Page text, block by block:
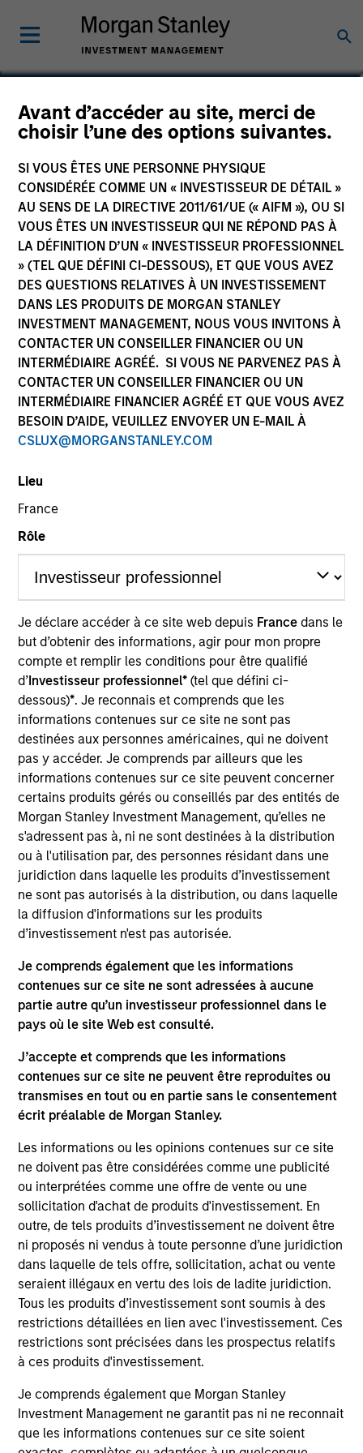
Avant d’accéder au site, merci de
choisir l’une des options suivantes.
SI VOUS ÊTES UNE PERSONNE PHYSIQUE
CONSIDÉRÉE COMME UN « INVESTISSEUR DE DÉTAIL »
AU SENS DE LA DIRECTIVE 2011/61/UE (« AIFM »), OU SI
VOUS ÊTES UN INVESTISSEUR QUI NE RÉPOND PAS À
LA DÉFINITION D’UN « INVESTISSEUR PROFESSIONNEL
» (TEL QUE DÉFINI CI-DESSOUS), ET QUE VOUS AVEZ
DES QUESTIONS RELATIVES À UN INVESTISSEMENT
DANS LES PRODUITS DE MORGAN STANLEY
INVESTMENT MANAGEMENT, NOUS VOUS INVITONS À
CONTACTER UN CONSEILLER FINANCIER OU UN
INTERMÉDIAIRE AGRÉÉ. SI VOUS NE PARVENEZ PAS À
CONTACTER UN CONSEILLER FINANCIER OU UN
INTERMÉDIAIRE FINANCIER AGRÉÉ ET QUE VOUS AVEZ
BESOIN D’AIDE, VEUILLEZ ENVOYER UN E-MAIL À
CSLUX@MORGANSTANLEY.COM
Lieu
France
Rôle
Je déclare accéder à ce site web depuis France dans le
but d’obtenir des informations, agir pour mon propre
compte et remplir les conditions pour être qualifié
d’Investisseur professionnel*(tel que défini ci-
dessous)*. Je reconnais et comprends que les
informations contenues sur ce site ne sont pas
destinées aux personnes américaines, qui ne doivent
pas y accéder. Je comprends par ailleurs que les
informations contenues sur ce site peuvent concerner
certains produits gérés ou conseillés par des entités de
Morgan Stanley Investment Management, qu’elles ne
s'adressent pas à, ni ne sont destinées à la distribution
ou à l'utilisation par, des personnes résidant dans une
juridiction dans laquelle les produits d’investissement
ne sont pas autorisés à la distribution, ou dans laquelle
la diffusion d'informations sur les produits
d’investissement n'est pas autorisée.
Je comprends également que les informations
contenues sur ce site ne sont adressées à aucune
partie autre qu’un investisseur professionnel dans le
pays où le site Web est consulté.
J’accepte et comprends que les informations
contenues sur ce site ne peuvent être reproduites ou
transmises en tout ou en partie sans le consentement
écrit préalable de Morgan Stanley.
Les informations ou les opinions contenues sur ce site
ne doivent pas être considérées comme une publicité
ou interprétées comme une offre de vente ou une
sollicitation d'achat de produits d'investissement. En
outre, de tels produits d’investissement ne doivent être
ni proposés ni vendus à toute personne d’une juridiction
dans laquelle de tels offre, sollicitation, achat ou vente
seraient illégaux en vertu des lois de ladite juridiction.
Tous les produits d’investissement sont soumis à des
restrictions détaillées en lien avec l'investissement. Ces
restrictions sont précisées dans les prospectus relatifs
à ces produits d'investissement.
Je comprends également que Morgan Stanley
Investment Management ne garantit pas ni ne reconnait
que les informations contenues sur ce site soient
David Schoenfeld
Managing Director
Years
Global Liquidity Solutions
David is a Portfolio Manager on the Global Liquidity
team. He joined Morgan Stanley in 2012 and has 18
years of investment experience. Prior to joining the
firm, David worked for Blackrock in Relationship
Management-Analytics. Prior to that role, he worked
for JP Morgan Chase, Drake Management LLC, and
Nomura Securities International. David received a
B.A. in political science from the University of
Maryland, and an M.B.A. in finance from Baruch
College. He passed his Series 7, 63, 4, and 24
registrations as well as the Chartered Alternative
Investment Analyst (CAIA) designation.
May not represent all Team Members.
purposes only. The information contained herein does
not constitute and should not be construed as an
offering of advisory services or an offer to sell or a
solicitation of an offer to buy any securities in any
jurisdiction in which such offer or solicitation,
purchase or sale would be unlawful under the
securities, insurance or other laws of such jurisdiction.
All investing involves risks, including a loss of principal.
Please refer to the strategy detail page for important
information on the strategy, including additional risk
considerations.